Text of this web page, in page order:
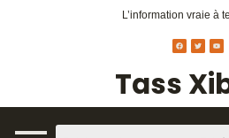
Tass
L’information vraie à